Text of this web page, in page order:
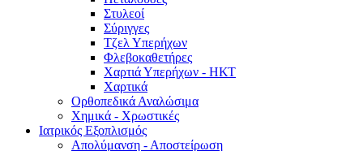
Στυλεοί
Σύριγγες
Τζελ Υπερήχων
Φλεβοκαθετήρες
Χαρτιά Υπερήχων - ΗΚΤ
Χαρτικά
Ορθοπεδικά Αναλώσιμα
Χημικά - Χρωστικές
Ιατρικός Εξοπλισμός
Απολύμανση - Αποστείρωση